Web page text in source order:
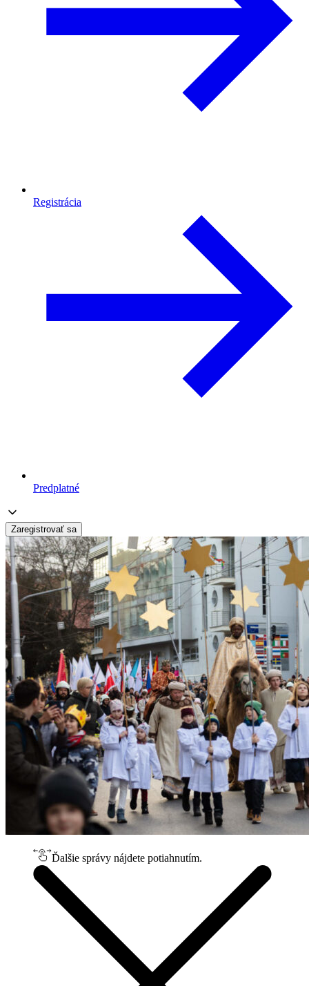
Registrácia
Predplatné
Zaregistrovať sa
Ďalšie správy nájdete potiahnutím.